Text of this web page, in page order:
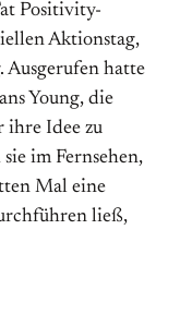
Positivity-
Aktions­tag,
hatte
Young, die
ihre Idee zu
im Fernsehen,
Mal eine
ließ,